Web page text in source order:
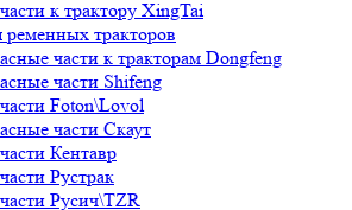
к трактору XingTai
ременных тракторов
части к тракторам Dongfeng
части Shifeng
Foton\Lovol
части Скаут
Кентавр
Рустрак
Русич\TZR